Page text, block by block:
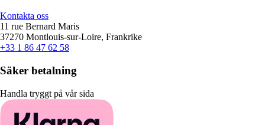
Kontakta oss
11 rue Bernard Maris
37270 Montlouis-sur-Loire, Frankrike
+33 1 86 47 62 58
Säker betalning
Handla tryggt på vår sida